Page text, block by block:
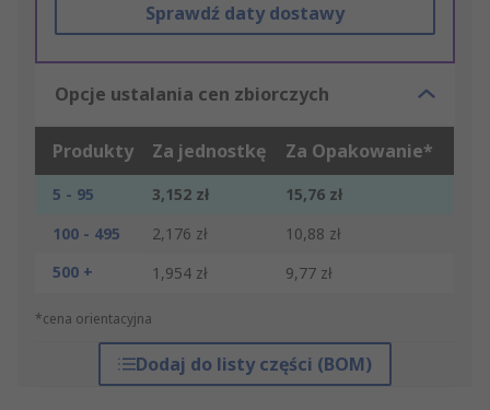
Sprawdź daty dostawy
Opcje ustalania cen zbiorczych
Produkty Za jednostkę Za Opakowanie*
5 - 95 3,152 zł
15,76 zł
100 - 495
2,176 zł
10,88 zł
500 +
1,954 zł 9,77 zł
*cena orientacyjna
Dodaj do listy części (BOM)